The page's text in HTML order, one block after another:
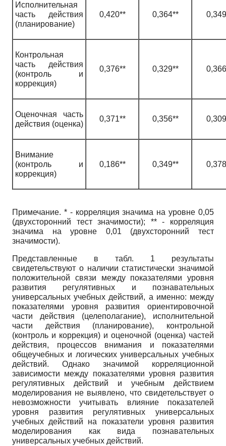
Исполнительная
часть действия
(планирование)
0,420** 0,364**
Контрольная
часть действия
(контроль и
коррекция)
0,376** 0,329**
Оценочная часть
действия (оценка)
0,371** 0,356**
Внимание
(контроль и
коррекция)
0,186** 0,349**
Примечание. * - корреляция значима на уровне 0,05
(двухсторонний тест значимости); ** - корреляция
значима на уровне 0,01 (двухсторонний тест
значимости).
Представленные в табл. 1 результаты
свидетельствуют о наличии статистически значимой
положительной связи между показателями уровня
развития регулятивных и познавательных
универсальных учебных действий, а именно: между
показателями уровня развития ориентировочной
части действия (целеполагание), исполнительной
части действия (планирование), контрольной
(контроль и коррекция) и оценочной (оценка) частей
действия, процессов внимания и показателями
общеучебных и логических универсальных учебных
действий. Однако значимой корреляционной
зависимости между показателями уровня развития
регулятивных действий и учебным действием
моделирования не выявлено, что свидетельствует о
невозможности учитывать влияние показателей
уровня развития регулятивных универсальных
учебных действий на показатели уровня развития
моделирования как вида познавательных
универсальных учебных действий.